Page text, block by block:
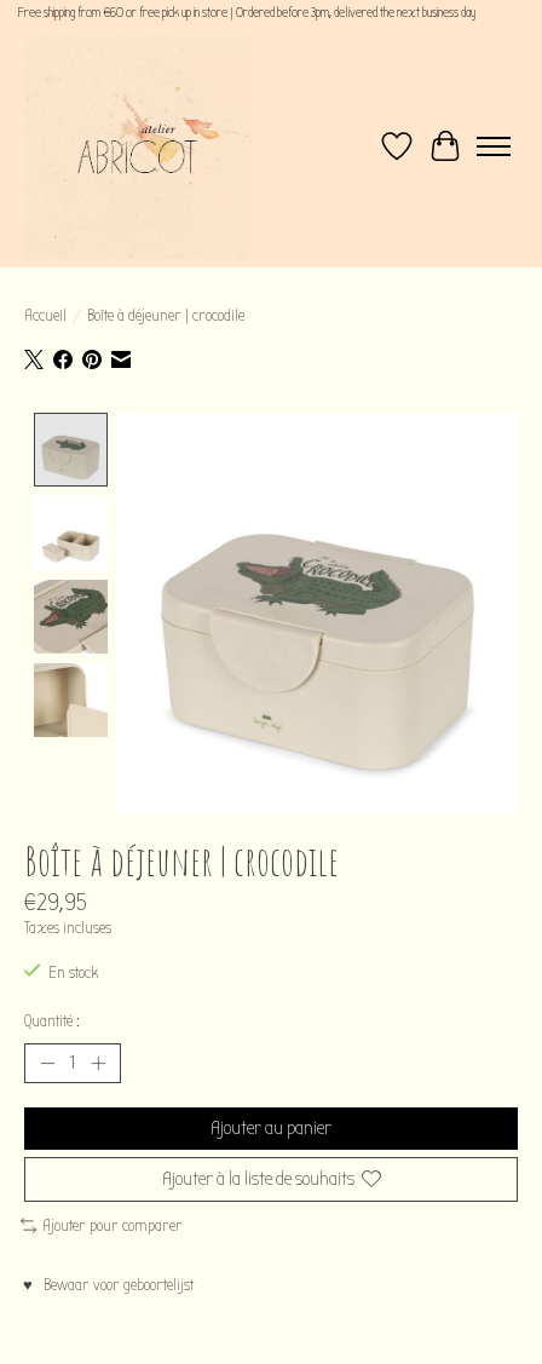
Free shipping from €60 or free pick up in store | Ordered before 3pm, delivered the next business day
Liste de souhaits
Panier
Accueil / Boîte à déjeuner | crocodile
Boîte à déjeuner | crocodile
€29,95
Taxes incluses
En stock
Quantité :
Ajouter au panier
Ajouter à la liste de souhaits
Ajouter pour comparer
♥ Bewaar voor geboortelijst